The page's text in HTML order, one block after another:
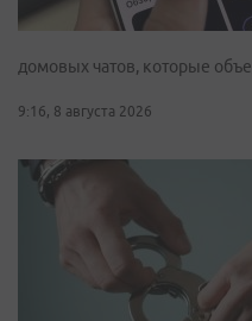
домовых чатов, которые
9:16, 8 августа 2026